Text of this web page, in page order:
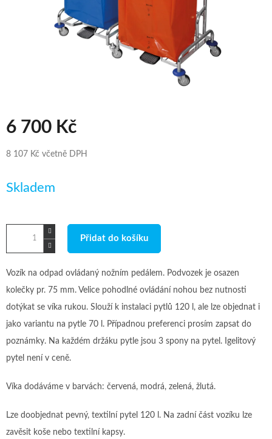
6 700 Kč
8 107 Kč včetně DPH
cena:
Skladem
Přidat do košíku
Vozík na odpad ovládaný nožním pedálem. Podvozek je osazen
kolečky pr. 75 mm. Velice pohodlné ovládání nohou bez nutnosti
dotýkat se víka rukou. Slouží k instalaci pytlů 120 l, ale lze objednat i
jako variantu na pytle 70 l. Případnou preferenci prosím zapsat do
poznámky. Na každém držáku pytle jsou 3 spony na pytel. Igelitový
pytel není v ceně.
Víka dodáváme v barvách: červená, modrá, zelená, žlutá.
Lze doobjednat pevný, textilní pytel 120 l. Na zadní část vozíku lze
zavěsit koše nebo textilní kapsy.